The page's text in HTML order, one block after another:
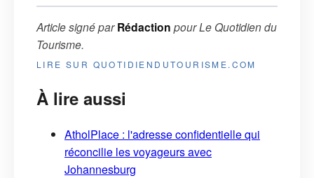
Article signé parRédaction pourLe Quotidien du
Tourisme.
LIRE SUR QUOTIDIENDUTOURISME.COM
À lire aussi
AtholPlace : l'adresse confidentielle qui
réconcilie les voyageurs avec
Johannesburg